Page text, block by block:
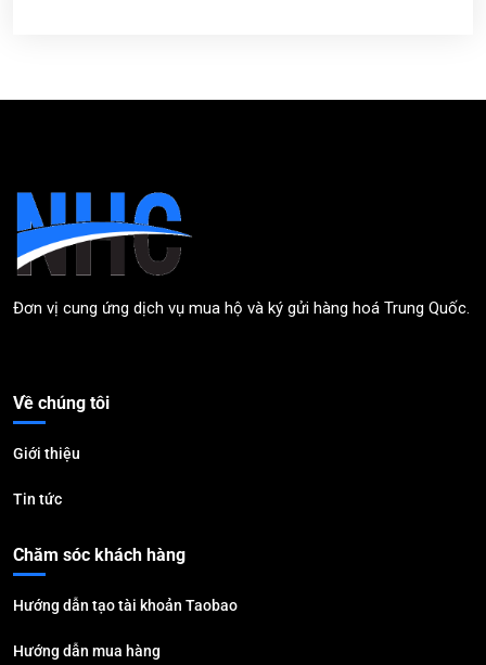
Đơn vị cung ứng dịch vụ mua hộ và ký gửi hàng hoá Trung Quốc.
Về chúng tôi
Giới thiệu
Tin tức
Chăm sóc khách hàng
Hướng dẫn tạo tài khoản Taobao
Hướng dẫn mua hàng